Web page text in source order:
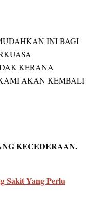
INI BAGI
KERANA
AKAN KEMBALI
KECEDERAAN.
Sakit Yang Perlu